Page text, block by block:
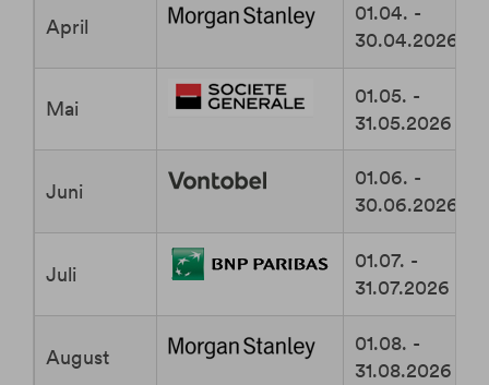
April
01.04. -
30.04.2026
Mai
01.05. -
31.05.2026
Juni
01.06. -
30.06.2026
Juli
01.07. -
31.07.2026
August
01.08. -
31.08.2026